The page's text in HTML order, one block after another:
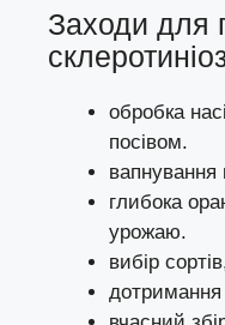
Заходи для
обробка
посівом.
вапнування
глибока
урожаю.
вибір
дотримання